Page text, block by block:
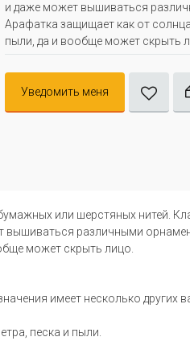
и даже может вышиваться
Арафатка защищает как от
пыли, да и вообще может скрыть
Уведомить меня
или шерстяных нитей.
вышиваться различными
может скрыть лицо.
имеет несколько других
песка и пыли.